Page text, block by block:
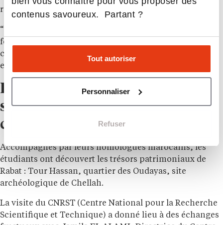
contenus savoureux. Partant ?
Tout autoriser
Personnaliser
Refuser
risques et investissements.”*
“Ce que j’ai particulièrement apprécié ? La vision “data
for business” de DXC. Ici, l’IA sert un objectif clair :
créer de la valeur mesurable pour les PME. C’est
exactement l’approche d’aivancity.”
Lieux emblématiques,
séminaires et partages
culturels
Accompagnés par leurs homologues marocains, les
étudiants ont découvert les trésors patrimoniaux de
Rabat : Tour Hassan, quartier des Oudayas, site
archéologique de Chellah.
La visite du CNRST (Centre National pour la Recherche
Scientifique et Technique) a donné lieu à des échanges